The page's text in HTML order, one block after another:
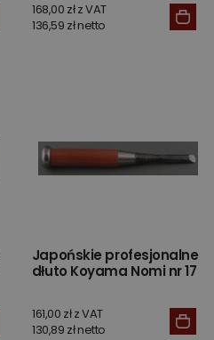
168,00 zł z VAT
136,59 zł netto
Japońskie profesjonalne
dłuto Koyama Nomi nr 17
161,00 zł z VAT
130,89 zł netto